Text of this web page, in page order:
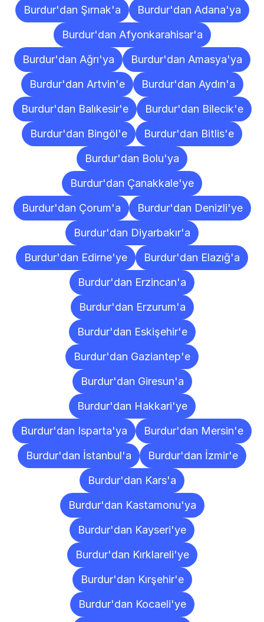
Burdur'dan Şırnak'a
Burdur'dan Adana'ya
Burdur'dan Afyonkarahisar'a
Burdur'dan Ağrı'ya
Burdur'dan Amasya'ya
Burdur'dan Artvin'e
Burdur'dan Aydın'a
Burdur'dan Balıkesir'e
Burdur'dan Bilecik'e
Burdur'dan Bingöl'e
Burdur'dan Bitlis'e
Burdur'dan Bolu'ya
Burdur'dan Çanakkale'ye
Burdur'dan Çorum'a
Burdur'dan Denizli'ye
Burdur'dan Diyarbakır'a
Burdur'dan Edirne'ye
Burdur'dan Elazığ'a
Burdur'dan Erzincan'a
Burdur'dan Erzurum'a
Burdur'dan Eskişehir'e
Burdur'dan Gaziantep'e
Burdur'dan Giresun'a
Burdur'dan Hakkari'ye
Burdur'dan Isparta'ya
Burdur'dan Mersin'e
Burdur'dan İstanbul'a
Burdur'dan İzmir'e
Burdur'dan Kars'a
Burdur'dan Kastamonu'ya
Burdur'dan Kayseri'ye
Burdur'dan Kırklareli'ye
Burdur'dan Kırşehir'e
Burdur'dan Kocaeli'ye